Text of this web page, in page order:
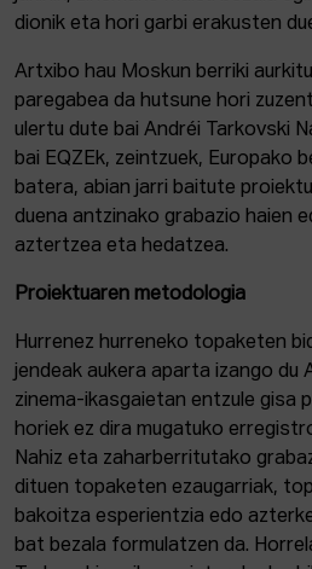
dionik eta hori garbi erakusten
Artxibo hau Moskun berriki
paregabea da hutsune hori
ulertu dute bai Andréi Tarkovski
bai EQZEk, zeintzuek, Europako
batera, abian jarri baitute
duena antzinako grabazio haien
aztertzea eta hedatzea.
Proiektuaren metodologia
Hurrenez hurreneko topaketen
jendeak aukera aparta izango du
zinema-ikasgaietan entzule gisa
horiek ez dira mugatuko
Nahiz eta zaharberritutako
dituen topaketen ezaugarriak,
bakoitza esperientzia edo
bat bezala formulatzen da.